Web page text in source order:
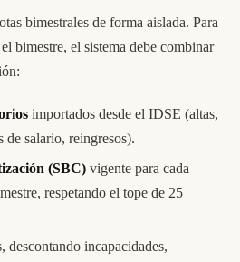
bimestrales de forma aislada. Para
bimestre, el sistema debe combinar
importados desde el IDSE (altas,
de salario, reingresos).
(SBC) vigente para cada
respetando el tope de 25
descontando incapacidades,